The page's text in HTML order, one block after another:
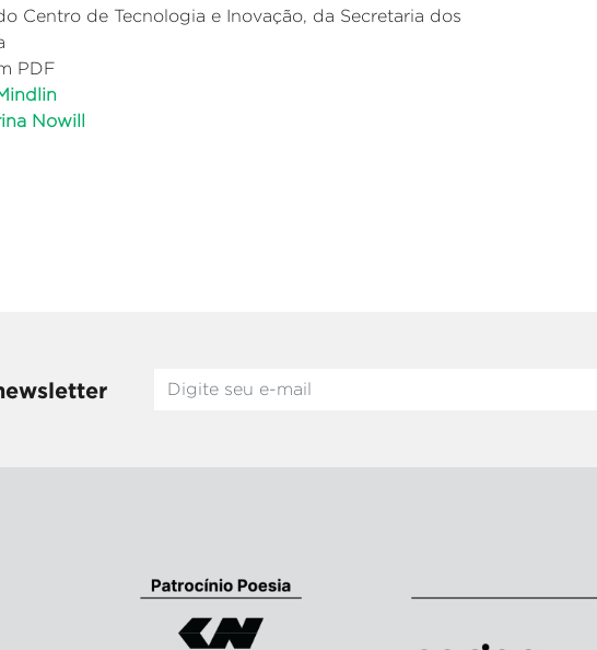
Centro de Tecnologia e Inovação, da Secretaria dos
PDF
Nowill